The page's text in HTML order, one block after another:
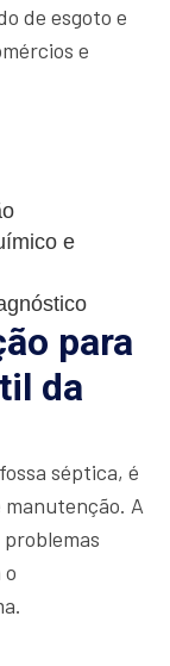
de esgoto e
e
e
para
da
séptica, é
A